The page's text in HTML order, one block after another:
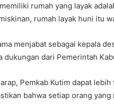
rumah yang layak
rumah layak huni itu
menjabat sebagai kepala
dari Pemerintah
Pemkab Kutim dapat
bahwa setiap orang